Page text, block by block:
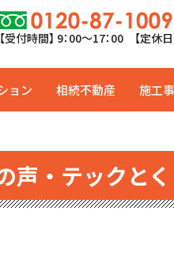
【受付時間】 9：00〜17：00 【定休
ョン 相続不動産 施工
声・テックと